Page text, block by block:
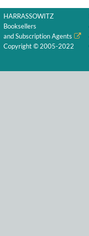
HARRASSOWITZ
Booksellers
and Subscription Agents
Copyright © 2005-2022